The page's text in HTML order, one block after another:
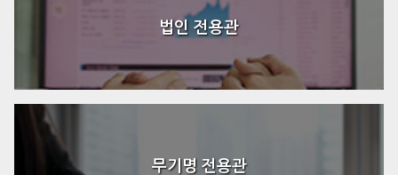
법인 전용관
무기명 전용관